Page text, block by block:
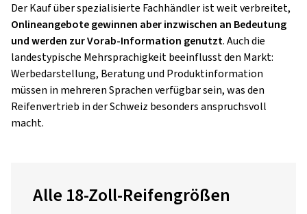
Der Kauf über spezialisierte Fachhändler ist weit verbreitet,
Onlineangebote gewinnen aber inzwischen an Bedeutung
und werden zur Vorab-Information genutzt. Auch die
landestypische Mehrsprachigkeit beeinflusst den Markt:
Werbedarstellung, Beratung und Produktinformation
müssen in mehreren Sprachen verfügbar sein, was den
Reifenvertrieb in der Schweiz besonders anspruchsvoll
macht.
Alle 18-Zoll-Reifengrößen